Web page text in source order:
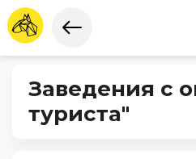
Заведения с
туриста"